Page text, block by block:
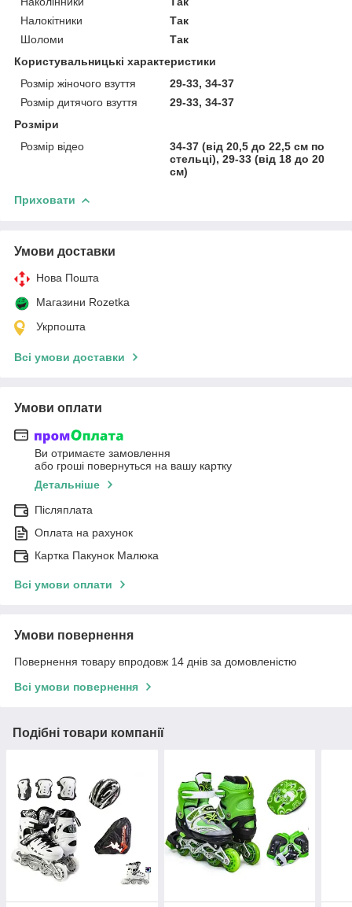
Налокітники
Так
Шоломи
Так
Користувальницькі характеристики
Розмір жіночого взуття
29-33, 34-37
Розмір дитячого взуття
29-33, 34-37
Розміри
Розмір відео
34-37 (від 20,5 до 22,5 см по
стельці), 29-33 (від 18 до 20
см)
Приховати
Умови доставки
Нова Пошта
Магазини Rozetka
Укрпошта
Всі умови доставки
Умови оплати
Ви отримаєте замовлення
або гроші повернуться на вашу картку
Детальніше
Післяплата
Оплата на рахунок
Картка Пакунок Малюка
Всі умови оплати
Умови повернення
Повернення товару впродовж 14 днів за домовленістю
Всі умови повернення
Подібні товари компанії